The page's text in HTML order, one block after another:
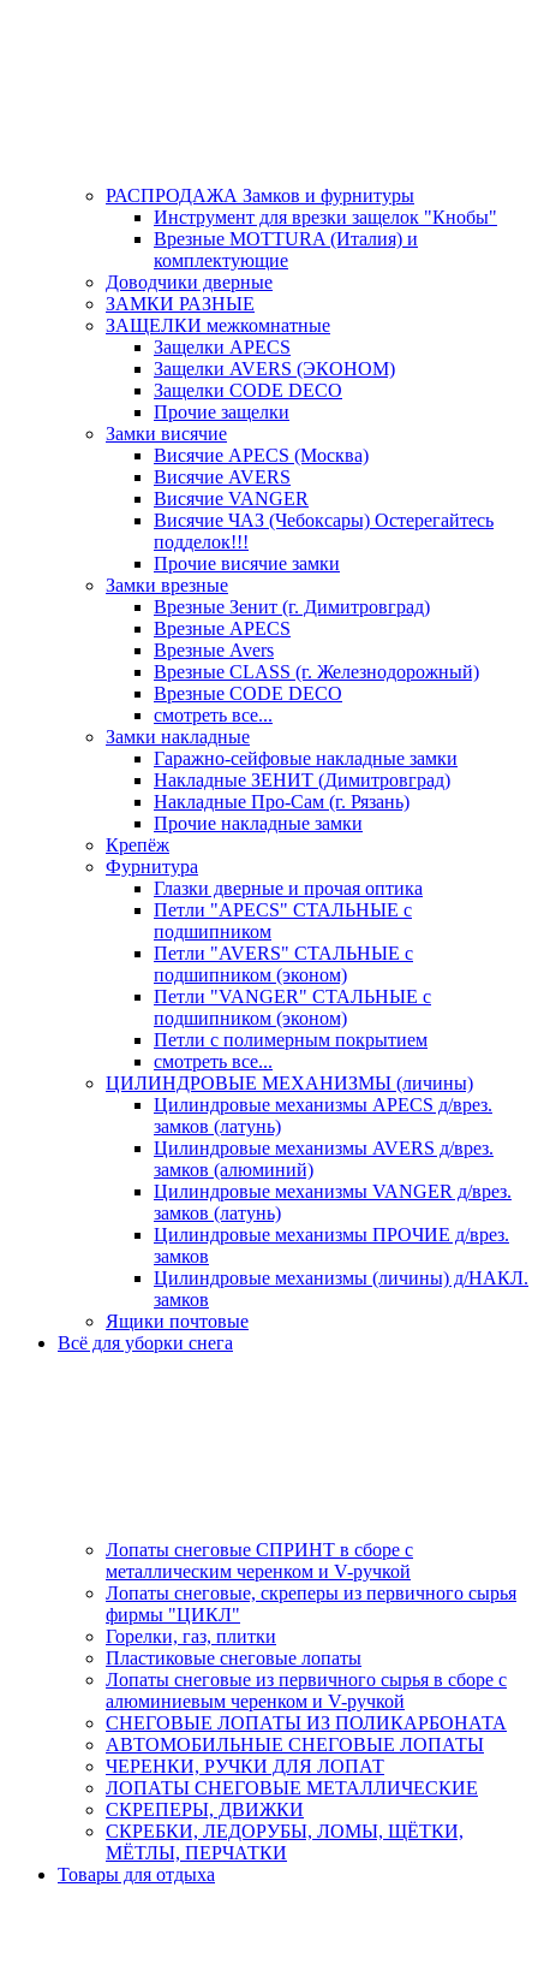
РАСПРОДАЖА Замков и фурнитуры
Инструмент для врезки защелок "Кнобы"
Врезные MOTTURA (Италия) и
комплектующие
Доводчики дверные
ЗАМКИ РАЗНЫЕ
ЗАЩЕЛКИ межкомнатные
Защелки APECS
Защелки AVERS (ЭКОНОМ)
Защелки CODE DECO
Прочие защелки
Замки висячие
Висячие APECS (Москва)
Висячие AVERS
Висячие VANGER
Висячие ЧАЗ (Чебоксары) Остерегайтесь
подделок!!!
Прочие висячие замки
Замки врезные
Врезные Зенит (г. Димитровград)
Врезные APECS
Врезные Avers
Врезные CLASS (г. Железнодорожный)
Врезные CODE DECO
смотреть все...
Замки накладные
Гаражно-сейфовые накладные замки
Накладные ЗЕНИТ (Димитровград)
Накладные Про-Сам (г. Рязань)
Прочие накладные замки
Крепёж
Фурнитура
Глазки дверные и прочая оптика
Петли "APECS" СТАЛЬНЫЕ с
подшипником
Петли "AVERS" СТАЛЬНЫЕ с
подшипником (эконом)
Петли "VANGER" СТАЛЬНЫЕ с
подшипником (эконом)
Петли с полимерным покрытием
смотреть все...
ЦИЛИНДРОВЫЕ МЕХАНИЗМЫ (личины)
Цилиндровые механизмы APECS д/врез.
замков (латунь)
Цилиндровые механизмы AVERS д/врез.
замков (алюминий)
Цилиндровые механизмы VANGER д/врез.
замков (латунь)
Цилиндровые механизмы ПРОЧИЕ д/врез.
замков
Цилиндровые механизмы (личины) д/НАКЛ.
замков
Ящики почтовые
Всё для уборки снега
Лопаты снеговые СПРИНТ в сборе с
металлическим черенком и V-ручкой
Лопаты снеговые, скреперы из первичного сырья
фирмы "ЦИКЛ"
Горелки, газ, плитки
Пластиковые снеговые лопаты
Лопаты снеговые из первичного сырья в сборе с
алюминиевым черенком и V-ручкой
СНЕГОВЫЕ ЛОПАТЫ ИЗ ПОЛИКАРБОНАТА
АВТОМОБИЛЬНЫЕ СНЕГОВЫЕ ЛОПАТЫ
ЧЕРЕНКИ, РУЧКИ ДЛЯ ЛОПАТ
ЛОПАТЫ СНЕГОВЫЕ МЕТАЛЛИЧЕСКИЕ
СКРЕПЕРЫ, ДВИЖКИ
СКРЕБКИ, ЛЕДОРУБЫ, ЛОМЫ, ЩЁТКИ,
МЁТЛЫ, ПЕРЧАТКИ
Товары для отдыха